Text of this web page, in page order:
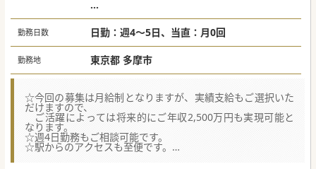
※週4日勤務の場合：1,200万円～1300万円
※週5日勤務の場合：1,300万円～1,500万円
（スキルにより応相談）
※歩合：
出来高実績給の場合
※週5日1,800万円～2,600万円
勤務日数 日勤：週4～5日、当直：月0回
勤務地 東京都 多摩市
☆今回の募集は月給制となりますが、実績支給もご選択いた
だけますので、
ご活躍によっては将来的にご年収2,500万円も実現可能と
なります。
☆週4日勤務もご相談可能です。
☆駅からのアクセスも至便です。